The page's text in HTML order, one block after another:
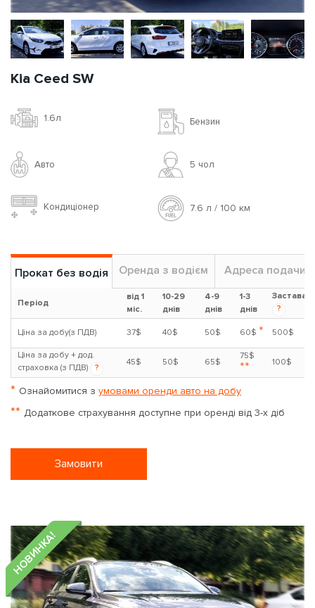
Kia Ceed SW
1.6л Бензин
Авто 5 чoл
Кондиціонер 7.6 л / 100 км
Прокат без водія Оренда з водієм Адреса подачи
Період
від 1
міс.
10-29
днів
4-9
днів
1-3
днів
Застава
?
Ціна за добу(з ПДВ) 37$ 40$ 50$ 60$ * 500$
Ціна за добу + дод.
страховка (з ПДВ)
?
45$ 50$ 65$
75$
** 100$
* Ознайомитися з умовами оренди авто на добу
** Додаткове страхування доступне при оренді від 3-х діб
Замовити
НОВИНКА!